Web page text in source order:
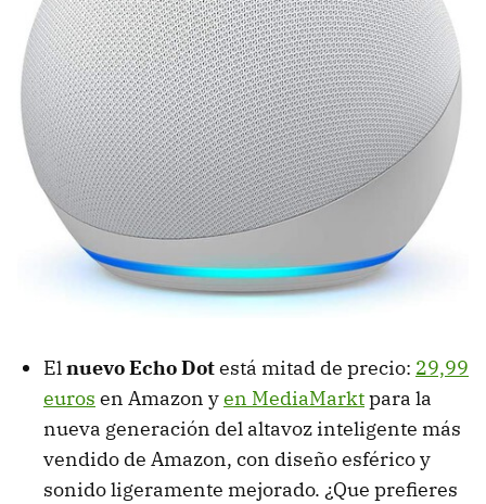
Elnuevo Echo Dotestá mitad de precio: 29,99
euros en Amazon yen MediaMarktpara la
nueva generación del altavoz inteligente más
vendido de Amazon, con diseño esférico y
sonido ligeramente mejorado. ¿Que prefieres